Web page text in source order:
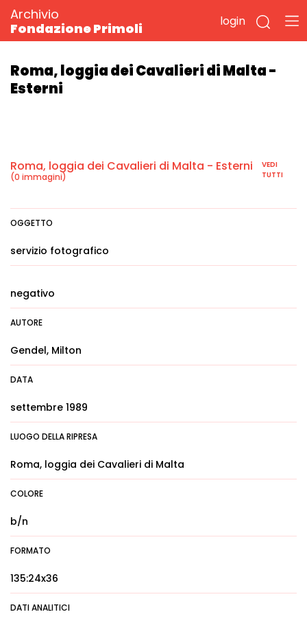
Archivio
Fondazione Primoli
login
Roma, loggia dei Cavalieri di Malta -
Esterni
Roma, loggia dei Cavalieri di Malta - Esterni
(0 immagini)
VEDI
TUTTI
OGGETTO
servizio fotografico
negativo
AUTORE
Gendel, Milton
DATA
settembre 1989
LUOGO DELLA RIPRESA
Roma, loggia dei Cavalieri di Malta
COLORE
b/n
FORMATO
135:24x36
DATI ANALITICI